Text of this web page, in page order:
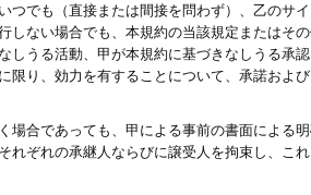
つでも（直接または間接を問わず）、乙のサ
しない場合でも、本規約の当該規定またはそ
しうる活動、甲が本規約に基づきなしうる承
限り、効力を有することについて、承諾およ
場合であっても、甲による事前の書面による
れぞれの承継人ならびに譲受人を拘束し、こ